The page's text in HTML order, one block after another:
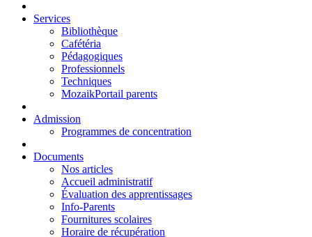
Services
Bibliothèque
Cafétéria
Pédagogiques
Professionnels
Techniques
MozaikPortail parents
Admission
Programmes de concentration
Documents
Nos articles
Accueil administratif
Évaluation des apprentissages
Info-Parents
Fournitures scolaires
Horaire de récupération